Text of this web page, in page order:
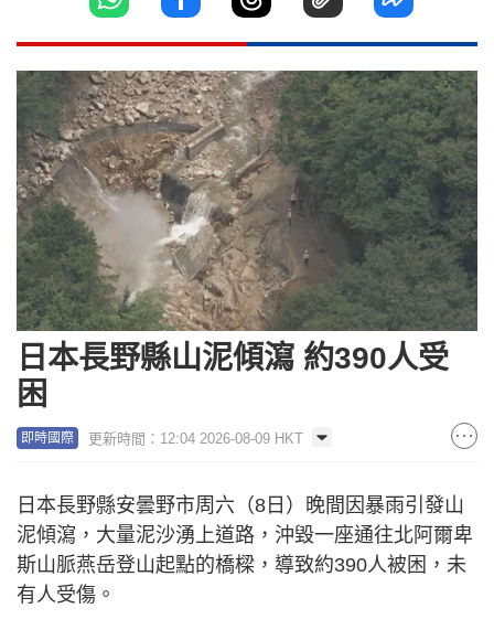
日本長野縣山泥傾瀉 約390人受
困
即時國際 更新時間：12:04 2026-08-09 HKT
日本長野縣安曇野市周六（8日）晚間因暴雨引發山
泥傾瀉，大量泥沙湧上道路，沖毀一座通往北阿爾卑
斯山脈燕岳登山起點的橋樑，導致約390人被困，未
有人受傷。